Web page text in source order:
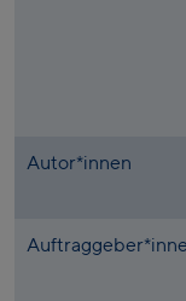
Autor*innen